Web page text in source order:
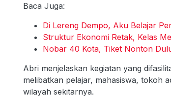
Baca Juga:
Di Lereng Dempo, Aku Belajar
Struktur Ekonomi Retak, Kelas
Nobar 40 Kota, Tiket Nonton
Abri menjelaskan kegiatan yang
melibatkan pelajar, mahasiswa, tokoh
wilayah sekitarnya.